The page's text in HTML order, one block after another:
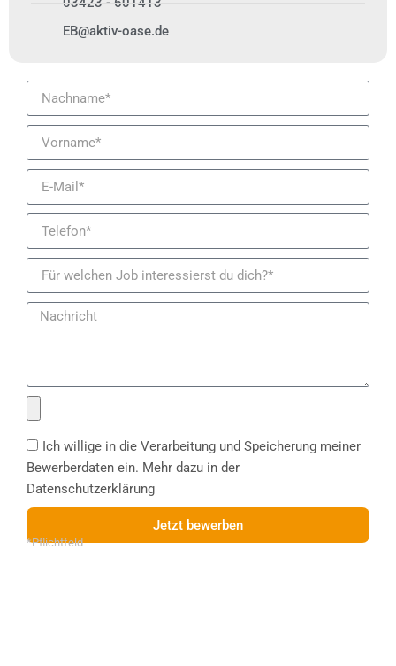
EB@aktiv-oase.de
Ich willige in die Verarbeitung und Speicherung meiner
Bewerberdaten ein. Mehr dazu in der
Datenschutzerklärung
Jetzt bewerben
*Pflichtfeld